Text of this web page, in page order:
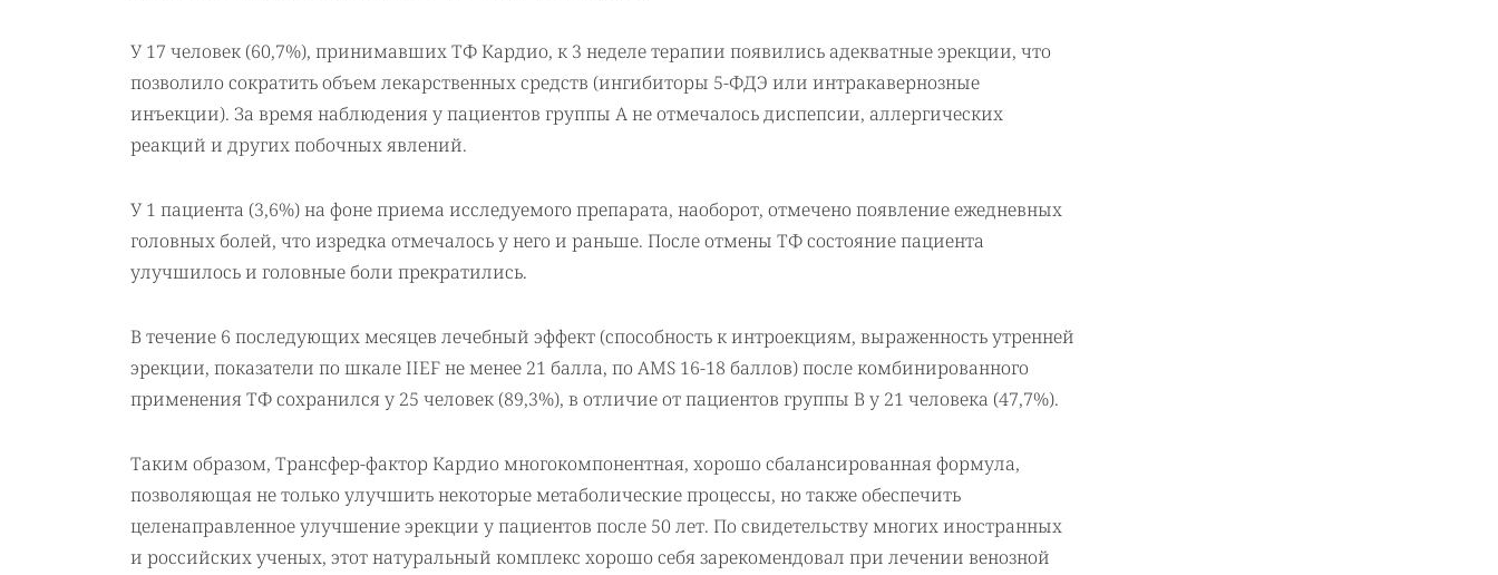
У 17 человек (60,7%), принимавших ТФ Кардио, к 3 неделе терапии появились адекватные эрекции, что
позволило сократить объем лекарственных средств (ингибиторы 5-ФДЭ или интракавернозные
инъекции). За время наблюдения у пациентов группы А не отмечалось диспепсии, аллергических
реакций и других побочных явлений.
У 1 пациента (3,6%) на фоне приема исследуемого препарата, наоборот, отмечено появление ежедневных
головных болей, что изредка отмечалось у него и раньше. После отмены ТФ состояние пациента
улучшилось и головные боли прекратились.
В течение 6 последующих месяцев лечебный эффект (способность к интроекциям, выраженность утренней
эрекции, показатели по шкале IIEF не менее 21 балла, по AMS 16-18 баллов) после комбинированного
применения ТФ сохранился у 25 человек (89,3%), в отличие от пациентов группы В у 21 человека (47,7%).
Таким образом, Трансфер-фактор Кардио многокомпонентная, хорошо сбалансированная формула,
позволяющая не только улучшить некоторые метаболические процессы, но также обеспечить
целенаправленное улучшение эрекции у пациентов после 50 лет. По свидетельству многих иностранных
и российских ученых, этот натуральный комплекс хорошо себя зарекомендовал при лечении венозной